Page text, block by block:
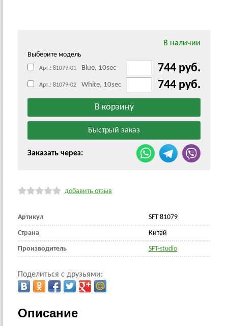
В наличии
Выберите модель
Арт.: 81079-01 Blue, 10sec 744 руб.
Арт.: 81079-02 White, 10sec 744 руб.
Заказать через:
добавить отзыв
Артикул SFT 81079
Страна Китай
Производитель SFT-studio
Поделиться с друзьями:
Описание